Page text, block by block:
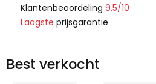
Klantenbeoordeling 9.5/10
Laagste prijsgarantie
Best verkocht